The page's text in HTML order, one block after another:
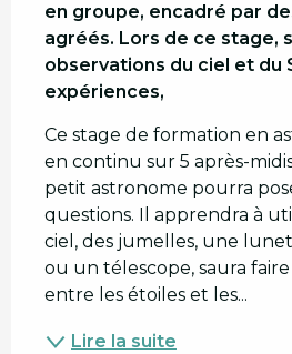
en groupe, encadré par
agréés. Lors de ce stage,
observations du ciel et du
expériences,
Ce stage de formation en
en continu sur 5 après-
petit astronome pourra
questions. Il apprendra à
ciel, des jumelles, une
ou un télescope, saura
entre les étoiles et les...
Lire la suite